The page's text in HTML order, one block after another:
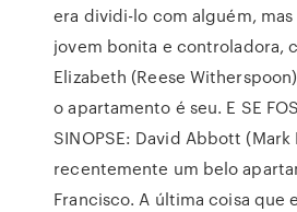
era dividi-lo com alguém,
jovem bonita e controladora,
Elizabeth (Reese
o apartamento é seu. E SE
SINOPSE: David Abbott (Mark
recentemente um belo
Francisco. A última coisa que